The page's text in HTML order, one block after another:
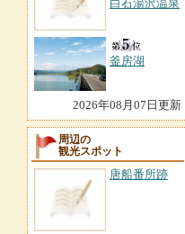
白石湯沢温泉
釜房湖
2026年08月07日更新
周辺の
観光スポット
唐船番所跡